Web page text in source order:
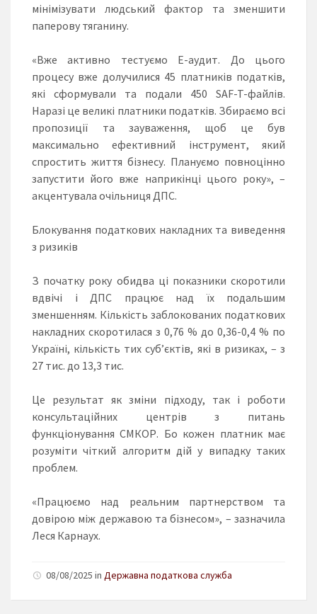
мінімізувати людський фактор та зменшити
паперову тяганину.
«Вже активно тестуємо Е-аудит. До цього
процесу вже долучилися 45 платників податків,
які сформували та подали 450 SAF-T-файлів.
Наразі це великі платники податків. Збираємо всі
пропозиції та зауваження, щоб це був
максимально ефективний інструмент, який
спростить життя бізнесу. Плануємо повноцінно
запустити його вже наприкінці цього року», –
акцентувала очільниця ДПС.
Блокування податкових накладних та виведення
з ризиків
З початку року обидва ці показники скоротили
вдвічі і ДПС працює над їх подальшим
зменшенням. Кількість заблокованих податкових
накладних скоротилася з 0,76 % до 0,36-0,4 % по
Україні, кількість тих суб’єктів, які в ризиках, – з
27 тис. до 13,3 тис.
Це результат як зміни підходу, так і роботи
консультаційних центрів з питань
функціонування СМКОР. Бо кожен платник має
розуміти чіткий алгоритм дій у випадку таких
проблем.
«Працюємо над реальним партнерством та
довірою між державою та бізнесом», – зазначила
Леся Карнаух.
08/08/2025 in Державна податкова служба